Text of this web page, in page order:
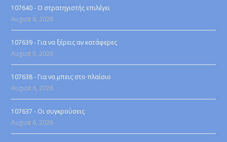
107640 - Ο στρατηγιστής επιλέγει
August 6, 2026
107639 - Για να ξέρεις αν κατάφερες
August 6, 2026
107638 - Για να μπεις στο πλαίσιο
August 6, 2026
107637 - Οι συγκρούσεις
August 6, 2026